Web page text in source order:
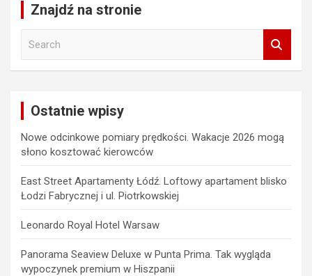
Znajdź na stronie
Ostatnie wpisy
Nowe odcinkowe pomiary prędkości. Wakacje 2026 mogą
słono kosztować kierowców
East Street Apartamenty Łódź. Loftowy apartament blisko
Łodzi Fabrycznej i ul. Piotrkowskiej
Leonardo Royal Hotel Warsaw
Panorama Seaview Deluxe w Punta Prima. Tak wygląda
wypoczynek premium w Hiszpanii